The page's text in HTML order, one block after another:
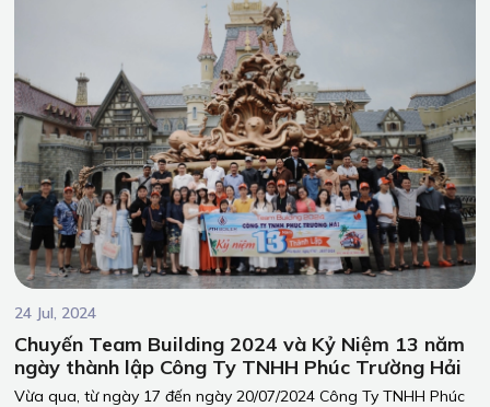
có các trải nghiệm giao lưu Hội thao thật đáng nhớ.
24 Jul, 2024
Chuyến Team Building 2024 và Kỷ Niệm 13 năm
ngày thành lập Công Ty TNHH Phúc Trường Hải
Vừa qua, từ ngày 17 đến ngày 20/07/2024 Công Ty TNHH Phúc